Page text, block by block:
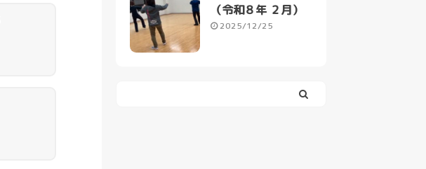
（令和８年 ２月）
2025/12/25